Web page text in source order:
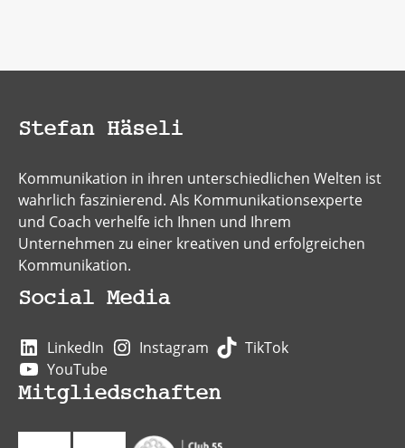
Stefan Häseli
Kommunikation in ihren unterschiedlichen Welten ist
wahrlich faszinierend. Als Kommunikationsexperte
und Coach verhelfe ich Ihnen und Ihrem
Unternehmen zu einer kreativen und erfolgreichen
Kommunikation.
Social Media
LinkedIn Instagram
TikTok
YouTube
Mitgliedschaften